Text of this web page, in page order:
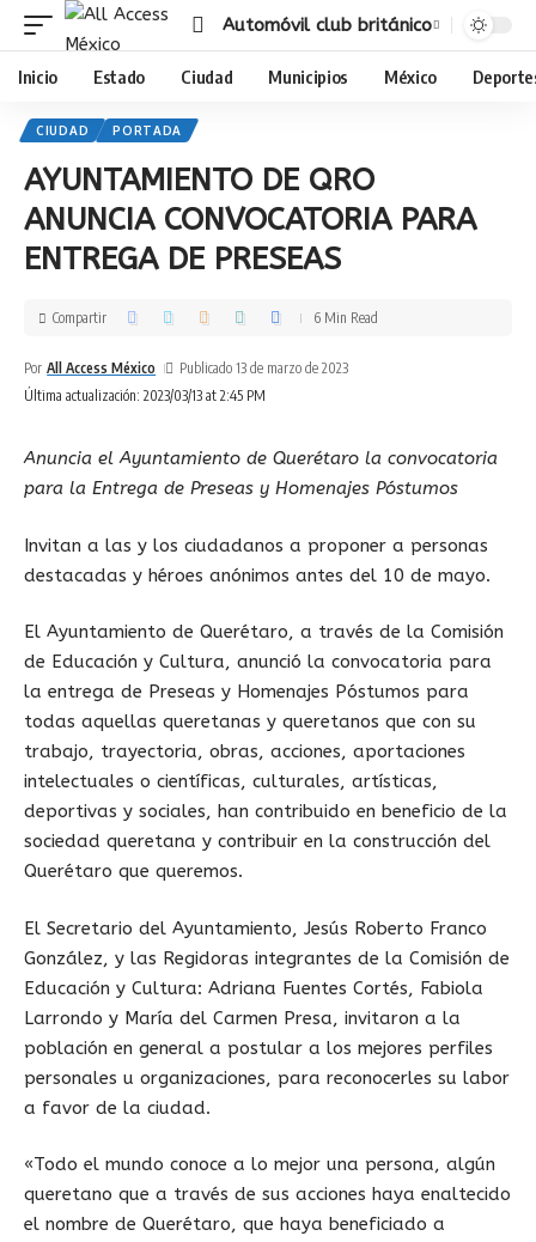
Automóvil club británico
Inicio Estado Ciudad Municipios México
CIUDAD PORTADA
AYUNTAMIENTO DE QRO
ANUNCIA CONVOCATORIA PARA
ENTREGA DE PRESEAS
Última actualización: 2023/03/13 at 2:45 PM
Por All Access México Publicado 13 de marzo de 2023
Compartir 6 Min Read
Anuncia el Ayuntamiento de Querétaro la convocatoria
para la Entrega de Preseas y Homenajes Póstumos
Invitan a las y los ciudadanos a proponer a personas
destacadas y héroes anónimos antes del 10 de mayo.
El Ayuntamiento de Querétaro, a través de la Comisión
de Educación y Cultura, anunció la convocatoria para
la entrega de Preseas y Homenajes Póstumos para
todas aquellas queretanas y queretanos que con su
trabajo, trayectoria, obras, acciones, aportaciones
intelectuales o científicas, culturales, artísticas,
deportivas y sociales, han contribuido en beneficio de la
sociedad queretana y contribuir en la construcción del
Querétaro que queremos.
El Secretario del Ayuntamiento, Jesús Roberto Franco
González, y las Regidoras integrantes de la Comisión de
Educación y Cultura: Adriana Fuentes Cortés, Fabiola
Larrondo y María del Carmen Presa, invitaron a la
población en general a postular a los mejores perfiles
personales u organizaciones, para reconocerles su labor
a favor de la ciudad.
«Todo el mundo conoce a lo mejor una persona, algún
queretano que a través de sus acciones haya enaltecido
el nombre de Querétaro, que haya beneficiado a